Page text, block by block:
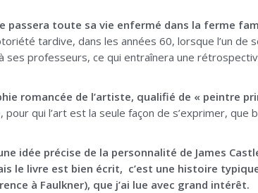
passera toute sa vie enfermé dans la ferme
tardive, dans les années 60, lorsque l’un de
professeurs, ce qui entraînera une
romancée de l’artiste, qualifié de « peintre
qui l’art est la seule façon de s’exprimer, que
idée précise de la personnalité de James
le livre est bien écrit, c’est une histoire
à Faulkner), que j’ai lue avec grand intérêt.